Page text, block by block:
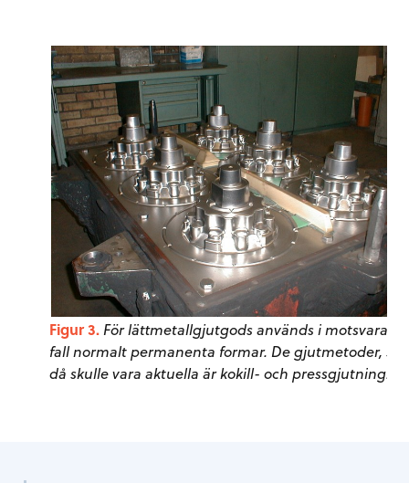
Figur 3.För lättmetallgjutgods används i
fall normalt permanenta formar. De gjutmetoder,
då skulle vara aktuella är kokill- och pressgjutning.